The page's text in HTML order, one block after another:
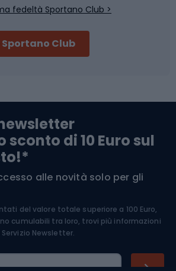
da escursionismo
biciclette
sport
ciclistico
fedeltà Sportano Club >
Club
sconto di 10 Euro sul
alle novità solo per gli
del valore totale superiore a 100 Euro,
cumulabili tra loro, trovi più informazioni
Newsletter.